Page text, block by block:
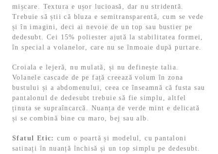
mișcare. Textura e ușor lucioasă, dar nu stridentă.
Trebuie să știi că bluza e semitransparentă, cum se vede
și în imagini, deci ai nevoie de un top sau bustier pe
dedesubt. Cei 15% poliester ajută la stabilitatea formei,
în special a volanelor, care nu se înmoaie după purtare.
Croiala e lejeră, nu mulată, și nu definește talia.
Volanele cascade de pe față creează volum în zona
bustului și a abdomenului, ceea ce înseamnă că fusta sau
pantalonul de dedesubt trebuie să fie simplu, altfel
ținuta se supraîncarcă. Nuanța de verde mint e delicată
și se combină bine cu maro, bej sau alb.
Sfatul Etic: cum o poartă și modelul, cu pantaloni
satinați în nuanță închisă și un top simplu pe dedesubt.